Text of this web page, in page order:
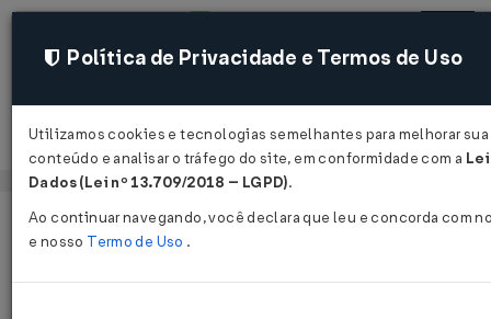
Acessar
Página Inicial Legislações Legislação Estadual - Alagoas
Decreto Nº 23179 DE 31/10/2012
Política de Privacidade e Termos de Uso
Utilizamos cookies e tecnologias semelhantes para melhorar
conteúdo e analisar o tráfego do site, em conformidade com a
Dados (Lei nº 13.709/2018 – LGPD).
Ao continuar navegando, você declara que leu e concorda com
e nosso Termo de Uso .